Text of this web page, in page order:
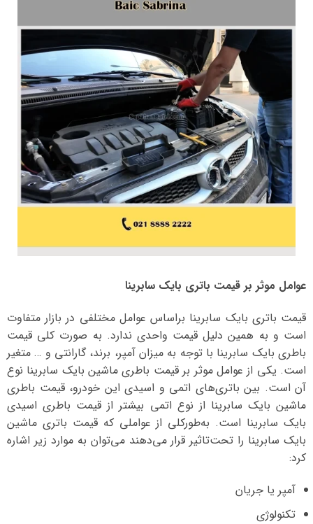
عوامل موثر بر قیمت باتری بایک سابرینا
قیمت باتری بایک سابرینا بر‌اساس عوامل مختلفی در بازار متفاوت
است و به همین دلیل قیمت واحدی ندارد. به صورت کلی قیمت
باطری بایک سابرینا با توجه به میزان آمپر، برند، گارانتی و … متغیر
است. یکی از عوامل موثر بر قیمت باطری ماشین بایک سابرینا نوع
آن است. بین باتری‌های اتمی و اسیدی این خودرو، قیمت باطری
ماشین بایک سابرینا از نوع اتمی بیشتر از قیمت باطری اسیدی
بایک سابرینا است. به‌طورکلی از عواملی که قیمت باتری ماشین
بایک سابرینا را تحت‌تاثیر قرار می‌دهند می‌توان به موارد زیر اشاره
کرد:
آمپر یا جریان
تکنولوژی